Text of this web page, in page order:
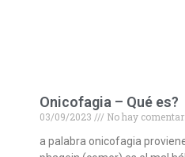
Onicofagia – Qué es?
03/09/2023
No hay
a palabra onicofagia proviene del griego onyx (uña) y